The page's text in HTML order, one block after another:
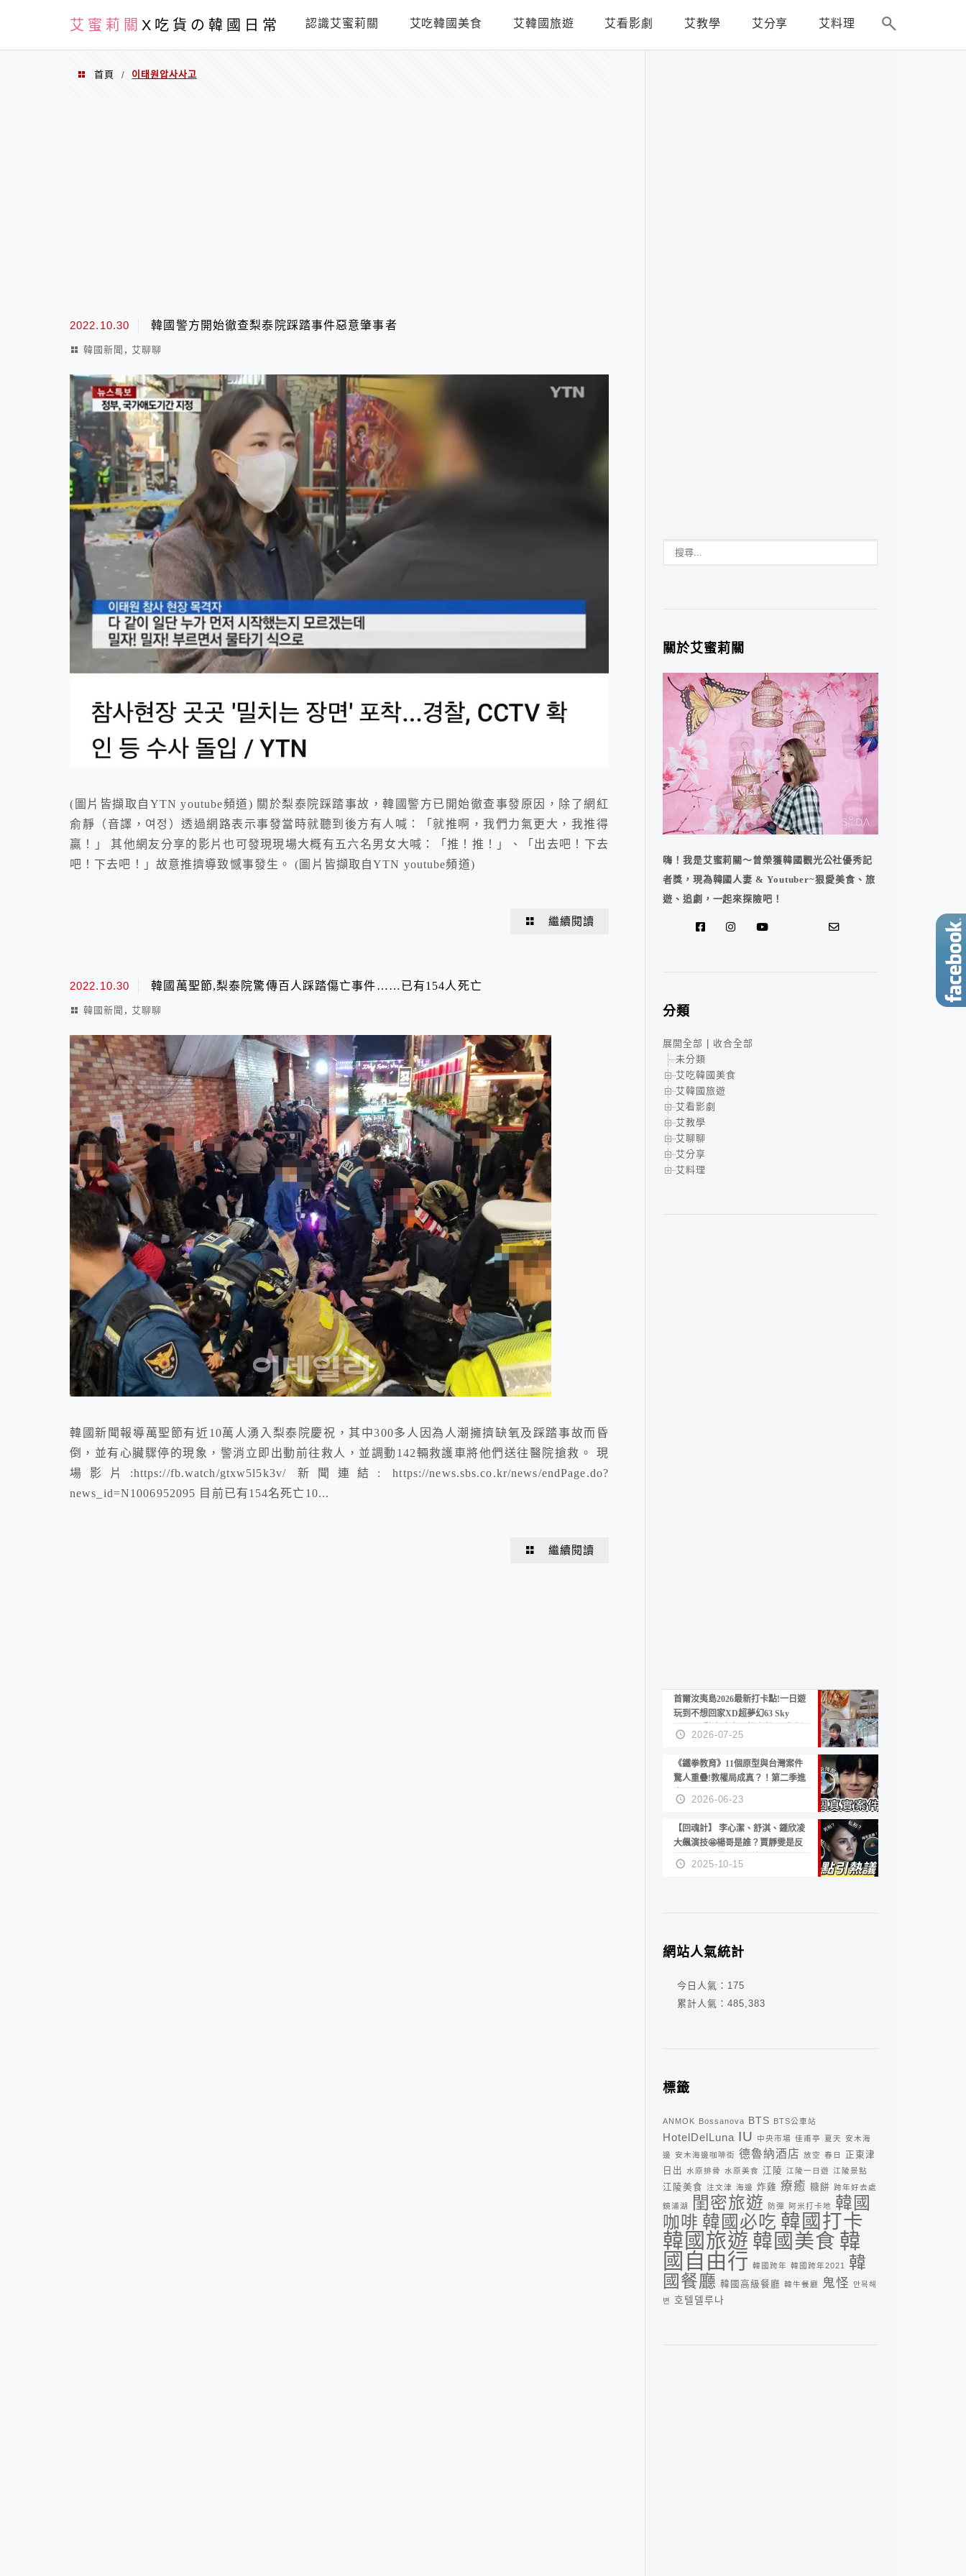
艾蜜莉關 X吃貨の韓國日常 認識艾蜜莉關 艾吃韓國美食 艾韓國旅遊 艾看影劇 艾教學 艾分享 艾料理
首頁 / 이태원압사사고
2022.10.30 韓國警方開始徹查梨泰院踩踏事件惡意肇事者
韓國新聞 , 艾聊聊
(圖片皆擷取自YTN youtube頻道) 關於梨泰院踩踏事故，韓國警方已開始徹查事發原因，除了網紅
俞靜（音譯，여정）透過網路表示事發當時就聽到後方有人喊：「就推啊，我們力氣更大，我推得
贏！」 其他網友分享的影片也可發現現場大概有五六名男女大喊：「推！推！」、「出去吧！下去
吧！下去吧！」故意推擠導致憾事發生。 (圖片皆擷取自YTN youtube頻道)
繼續閱讀
2022.10.30 韓國萬聖節,梨泰院驚傳百人踩踏傷亡事件……已有154人死亡
韓國新聞 , 艾聊聊
韓國新聞報導萬聖節有近10萬人湧入梨泰院慶祝，其中300多人因為人潮擁擠缺氧及踩踏事故而昏
倒，並有心臟驟停的現象，警消立即出動前往救人，並調動142輛救護車將他們送往醫院搶救。 現
場影片:https://fb.watch/gtxw5l5k3v/ 新聞連結: https://news.sbs.co.kr/news/endPage.do?
news_id=N1006952095 目前已有154名死亡10...
繼續閱讀
關於艾蜜莉關
嗨！我是艾蜜莉關～曾榮獲韓國觀光公社優秀記
者獎，現為韓國人妻 & Youtuber~狠愛美食、旅
遊、追劇，一起來探險吧！
分類
展開全部
收合全部
未分類
艾吃韓國美食
艾韓國旅遊
艾看影劇
艾教學
艾聊聊
艾分享
艾料理
首爾汝夷島2026最新打卡點!一日遊
玩到不想回家XD超夢幻63 Sky
Picnic、鷺良津帝王蟹大餐、《淚之
女王》拍攝地、漢江公園免費玩水
2026-07-25
《鐵拳教育》11個原型與台灣案件
驚人重疊!教權局成真？！第二季進
度？😍
2026-06-23
【回魂計】 李心潔、舒淇、鍾欣凌
大飆演技🤩楊哥是誰？賈靜雯是反
派？死刑還是私刑正義
2025-10-15
網站人氣統計
今日人氣： 175
累計人氣： 485,383
標籤
ANMOK Bossanova BTS BTS公車站
HotelDelLuna IU 中央市場 佳甫亭 夏天 安木海
邊 安木海邊咖啡街 德魯納酒店 放空 春日
正東津
日出 水原排骨 水原美食 江陵 江陵一日遊 江陵景點
江陵美食 注文津 海邊 炸雞 療癒 糖餅 跨年好去處
鏡浦湖 閨密旅遊 防彈 阿米打卡地
韓國
咖啡 韓國必吃 韓國打卡
韓國旅遊 韓國美食 韓
國自由行 韓國跨年 韓國跨年2021
韓
國餐廳 韓國高級餐廳 韓牛餐廳 鬼怪 안목해
변
호텔델루나